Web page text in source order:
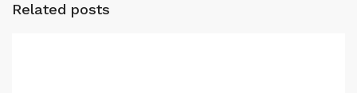
Related posts